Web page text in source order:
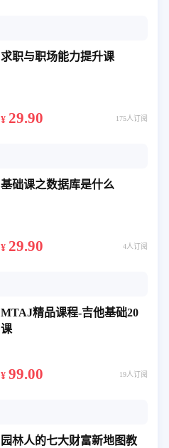
求职与职场能力提升课
¥ 29.90 175人订阅
基础课之数据库是什么
¥ 29.90 4人订阅
MTAJ精品课程-吉他基础20
课
¥ 99.00 19人订阅
园林人的七大财富新地图教